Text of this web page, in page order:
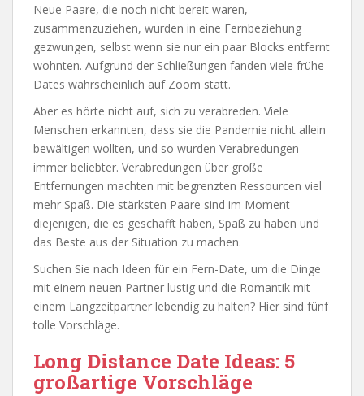
Neue Paare, die noch nicht bereit waren,
zusammenzuziehen, wurden in eine Fernbeziehung
gezwungen, selbst wenn sie nur ein paar Blocks entfernt
wohnten. Aufgrund der Schließungen fanden viele frühe
Dates wahrscheinlich auf Zoom statt.
Aber es hörte nicht auf, sich zu verabreden. Viele
Menschen erkannten, dass sie die Pandemie nicht allein
bewältigen wollten, und so wurden Verabredungen
immer beliebter. Verabredungen über große
Entfernungen machten mit begrenzten Ressourcen viel
mehr Spaß. Die stärksten Paare sind im Moment
diejenigen, die es geschafft haben, Spaß zu haben und
das Beste aus der Situation zu machen.
Suchen Sie nach Ideen für ein Fern-Date, um die Dinge
mit einem neuen Partner lustig und die Romantik mit
einem Langzeitpartner lebendig zu halten? Hier sind fünf
tolle Vorschläge.
Long Distance Date Ideas: 5
großartige Vorschläge